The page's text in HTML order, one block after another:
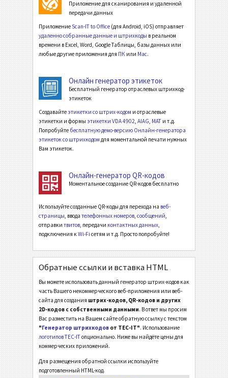
Приложение для сканирования и удаленной
передачи данных
Приложение Scan-IT to Office (для Android, iOS) отправляет
удаленно собранные данные и штрихкоды в реальном
времени в Excel, Word, Google Таблицы, базы данных или
любые другие приложения для ПК или Mac.
Онлайн генератор этикеток
Бесплатный генератор отраслевых штрихкод-
этикеток
Создавайте этикетки со штрих-кодом и отраслевые
этикетки и формы этикетки VDA 4902, AIAG, MAT и т.д.
Попробуйте бесплатную демо-версию Онлайн-генератора
этикеток со штрихкодом для моментальной печати нужных
Вам этикеток.
Онлайн-генератор QR-кодов
Моментальное создание QR-кодов бесплатно
Используйте созданные QR-коды для перехода на веб-
страницы, ввода телефонных номеров, сообщений,
отправки твитов, передачи контактных данных,
подключения кWi-Fi сетям и т.д. Просто попробуйте!
Обратные ссылки и вставка HTML
Вы можете использовать данный генератор штрих-кодов как
часть Вашего некоммерческого веб-приложения или веб-
сайта для создания штрих-кодов, QR-кодов и других
2D-кодов с собственными данными. В ответ мы просим
Вас разместить на Вашем сайте обратную ссылку с текстом
"Генератор штрихкодов от TEC-IT". Использование
логотипов TEC-ITопционально. Ниже вы найдёте цены для
коммерческих приложений.
Для размещения обратной ссылки используйте
подготовленный HTML-код.